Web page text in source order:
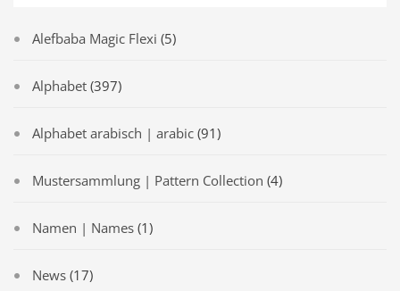
Alefbaba Magic Flexi (5)
Alphabet (397)
Alphabet arabisch | arabic (91)
Mustersammlung | Pattern Collection (4)
Namen | Names (1)
News (17)